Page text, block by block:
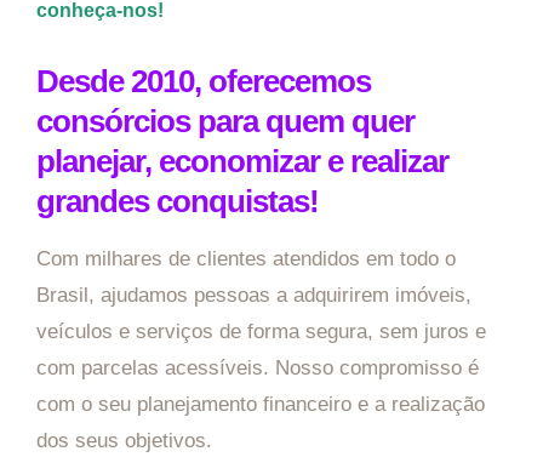
conheça-nos!
Desde 2010, oferecemos
consórcios para quem quer
planejar, economizar e realizar
grandes conquistas!
Com milhares de clientes atendidos em todo o
Brasil, ajudamos pessoas a adquirirem imóveis,
veículos e serviços de forma segura, sem juros e
com parcelas acessíveis. Nosso compromisso é
com o seu planejamento financeiro e a realização
dos seus objetivos.